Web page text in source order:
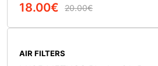
mit5.00 20.00€
18.00€
In Den
AIR FILTERS